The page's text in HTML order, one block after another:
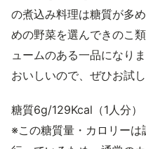
の煮込み料理は糖質が多
めの野菜を選んできのこ
ュームのある一品になり
おいしいので、ぜひお試し
糖質6g/129Kcal（1人分）
※この糖質量・カロリー